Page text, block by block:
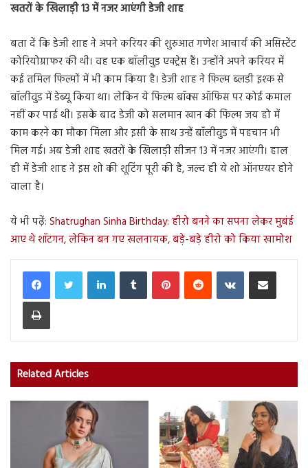
खतरों के खिलाड़ी 13 में नजर आएंगी डेजी शाह
बता दें कि डेजी शाह ने अपने करियर की शुरुआत गणेश आचार्य की असिस्टेंट
कोरियोग्राफर की थी। वह एक बॉलीवुड एक्ट्रेस हैं। उन्होंने अपने करियर में
कई तमिल फिल्मों में भी काम किया है। डेजी शाह ने फिल्म ब्लडी इश्क से
बॉलीवुड में डेब्यू किया था। लेकिन ये फिल्म बॉक्स ऑफिस पर कोई कमाल
नहीं कर पाई थी। इसके बाद डेजी को सलमान खान की फिल्म जय हो में
काम करने का मौका मिला और इसी के साथ उन्हें बॉलीवुड में पहचान भी
मिल गई। अब डेजी शाह खतरों के खिलाड़ी सीजन 13 में नजर आएंगी। हाल
ही में डेजी शाह ने इस शो की शूटिंग पूरी की है, जल्द ही ये शो ऑनएयर होने
वाला है।
ये भी पढ़ें: Shatrughan Sinha Birthday: हीरो बनने का सपना लेकर मुबंई
आए थे शॉटगन, लेकिन बन गए खलनायक, बड़े-बड़े हीरो को किया खामोश
LinkedInTumblr PinterestReddit VKontakteShare via Email
Print
Related Articles